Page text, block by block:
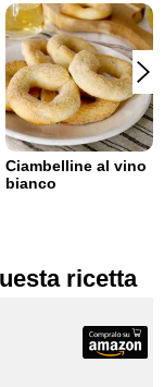
Ciambelline al vino
bianco
ricetta